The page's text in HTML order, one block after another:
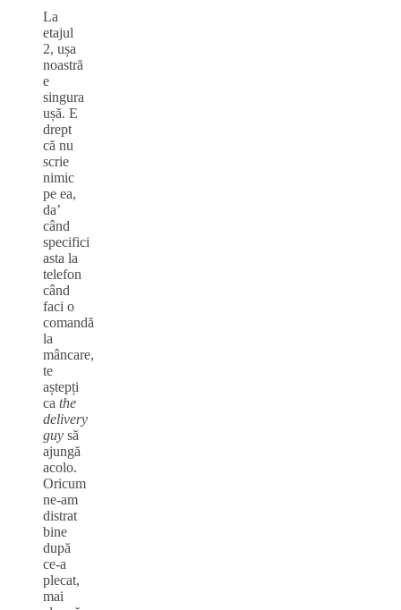
La
etajul
2, ușa
noastră
e
singura
ușă. E
drept
că nu
scrie
nimic
pe ea,
da’
când
specifici
asta la
telefon
când
faci o
comandă
la
mâncare,
te
aștepți
ca the
delivery
guy să
ajungă
acolo.
Oricum
ne-am
distrat
bine
după
ce-a
plecat,
mai